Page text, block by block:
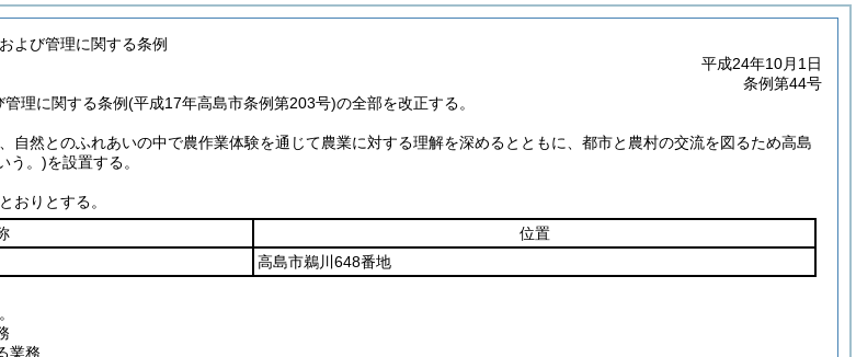
よび管理に関する条例
平成24年10月1日
条例第44号
理に関する条例(平成17年高島市条例第203号)の全部を改正する。
自然とのふれあいの中で農作業体験を通じて農業に対する理解を深めるとともに、都市と農村の交流を図るため高島
う。)を設置する。
おりとする。
位置
高島市鵜川648番地
業務